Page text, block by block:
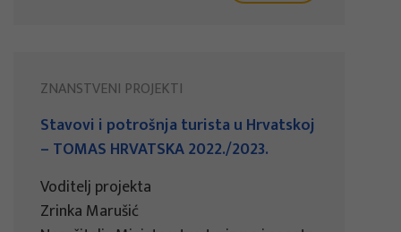
ZNANSTVENI PROJEKTI
Stavovi i potrošnja turista u Hrvatskoj
– TOMAS HRVATSKA 2022./2023.
Voditelj projekta
Zrinka Marušić